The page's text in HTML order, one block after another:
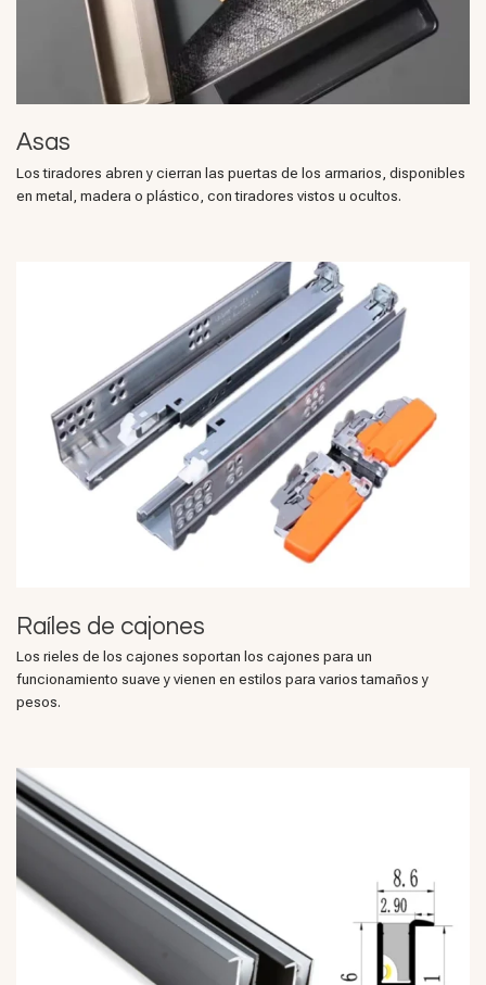
Asas
Los tiradores abren y cierran las puertas de los armarios, disponibles
en metal, madera o plástico, con tiradores vistos u ocultos.
Raíles de cajones
Los rieles de los cajones soportan los cajones para un
funcionamiento suave y vienen en estilos para varios tamaños y
pesos.